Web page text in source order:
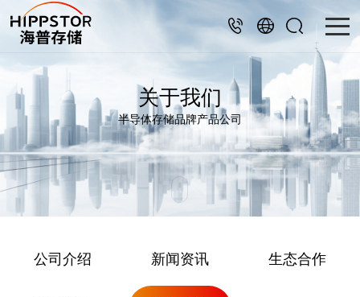
关于我们
半导体存储品牌产品公司
公司介绍 新闻资讯 生态合作